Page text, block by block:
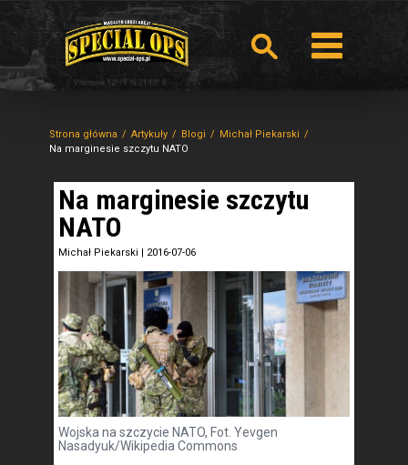
Strona główna Artykuły Blogi
Michał Piekarski
Na marginesie szczytu NATO
Na marginesie szczytu
NATO
Michał Piekarski | 2016-07-06
Wojska na szczycie NATO, Fot. Yevgen
Nasadyuk/Wikipedia Commons